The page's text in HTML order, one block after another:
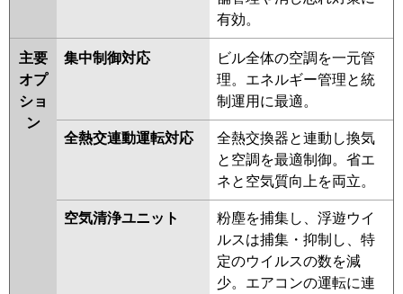
有効。
主要
オプ
ショ
ン
集中制御対応
ビル全体の空調を一元管
理。エネルギー管理と統
制運用に最適。
全熱交連動運転対応
全熱交換器と連動し換気
と空調を最適制御。省エ
ネと空気質向上を両立。
空気清浄ユニット
粉塵を捕集し、浮遊ウイ
ルスは捕集・抑制し、特
定のウイルスの数を減
少。エアコンの運転に連